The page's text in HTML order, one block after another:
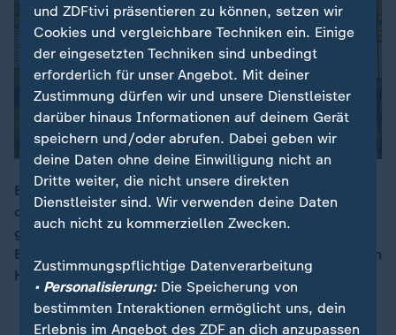
00:05
Bis morgen soll US-Präsident Trump entscheiden, ob
die Strafzölle auf Stahl und Aluminium auch für die EU
gelten. Politiker und Wirtschaft hoffen noch auf eine
Einigung. Vor allem die deutsche Industrie fürchtet den
Handelskrieg.
und ZDFtivi präsentieren zu können, setzen wir
Cookies und vergleichbare Techniken ein. Einige
der eingesetzten Techniken sind unbedingt
erforderlich für unser Angebot. Mit deiner
Zustimmung dürfen wir und unsere Dienstleister
darüber hinaus Informationen auf deinem Gerät
speichern und/oder abrufen. Dabei geben wir
deine Daten ohne deine Einwilligung nicht an
Dritte weiter, die nicht unsere direkten
Dienstleister sind. Wir verwenden deine Daten
auch nicht zu kommerziellen Zwecken.
Zustimmungspflichtige Datenverarbeitung
• Personalisierung:Die Speicherung von
bestimmten Interaktionen ermöglicht uns, dein
Erlebnis im Angebot des ZDF an dich anzupassen